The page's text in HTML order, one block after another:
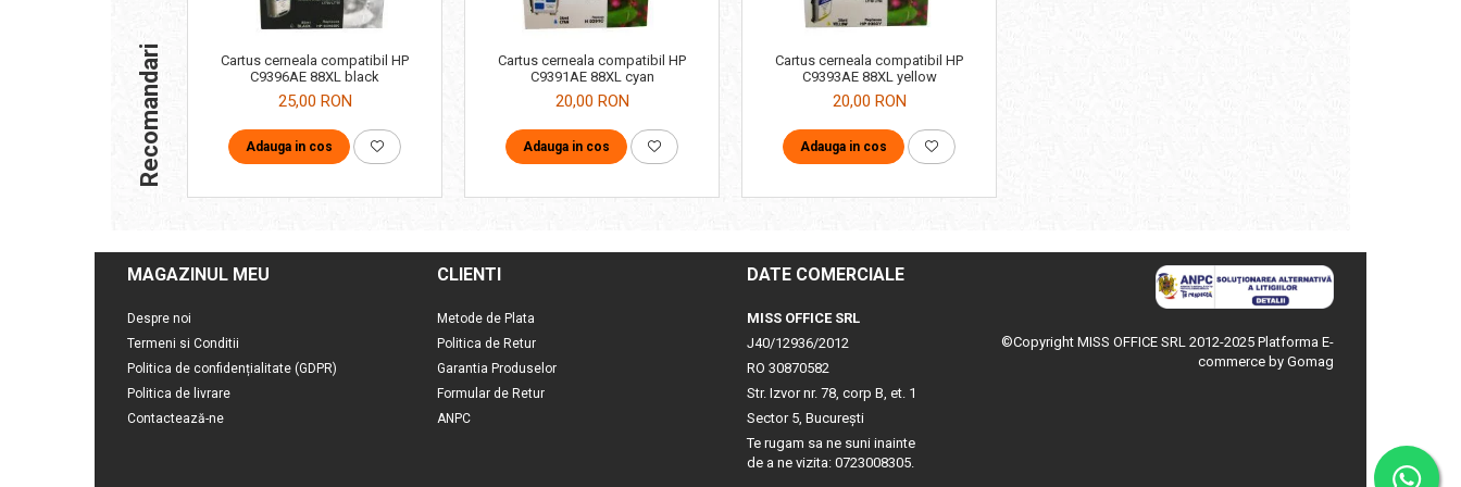
Recomandari
Cartus cerneala compatibil HP
C9396AE 88XL black
25,00 RON
Adauga in cos
Cartus cerneala compatibil HP
C9391AE 88XL cyan
20,00 RON
Adauga in cos
Cartus cerneala compatibil HP
C9393AE 88XL yellow
20,00 RON
Adauga in cos
MAGAZINUL MEU
Despre noi
Termeni si Conditii
Politica de confidențialitate (GDPR)
Politica de livrare
Contactează-ne
CLIENTI
Metode de Plata
Politica de Retur
Garantia Produselor
Formular de Retur
ANPC
DATE COMERCIALE
MISS OFFICE SRL
J40/12936/2012
RO 30870582
Str. Izvor nr. 78, corp B, et. 1
Sector 5, Bucureşti
Te rugam sa ne suni inainte
de a ne vizita: 0723008305.
©Copyright MISS OFFICE SRL 2012-2025 Platforma E-
commerce by Gomag